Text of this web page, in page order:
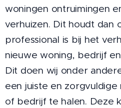
woningen ontruimingen
verhuizen. Dit houdt dan
professional is bij het
nieuwe woning, bedrijf
Dit doen wij onder
een juiste en
of bedrijf te halen. Deze